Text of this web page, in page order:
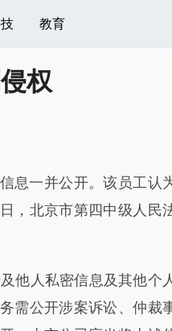
教育
权
息一并公开。该员工认
，北京市第四中级人民
他人私密信息及其他个
需公开涉案诉讼、仲裁